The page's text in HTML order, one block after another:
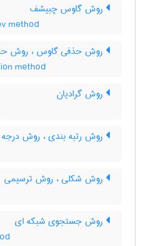
روش گاوس چبیشف
method
روش حذفی گاوس ، روش
method
روش گرادیان
روش رتبه بندی ، روش
روش شکلی ، روش ترسیمی
روش جستجوی شبکه ای